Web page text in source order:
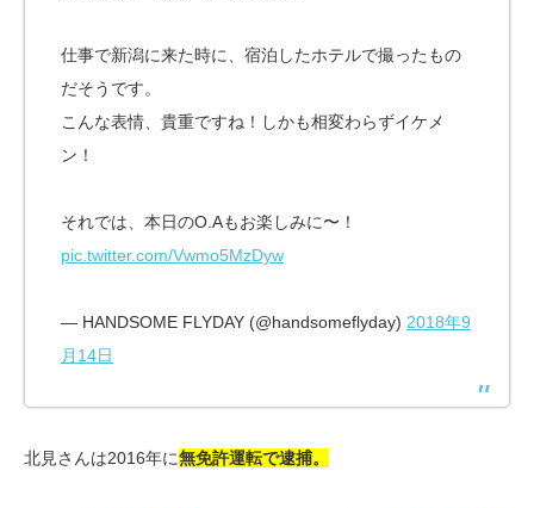
仕事で新潟に来た時に、宿泊したホテルで撮ったもの
だそうです。
こんな表情、貴重ですね！しかも相変わらずイケメ
ン！
それでは、本日のO.Aもお楽しみに〜！
pic.twitter.com/Vwmo5MzDyw
— HANDSOME FLYDAY (@handsomeflyday) 2018年9
月14日
北見さんは2016年に無免許運転で逮捕。